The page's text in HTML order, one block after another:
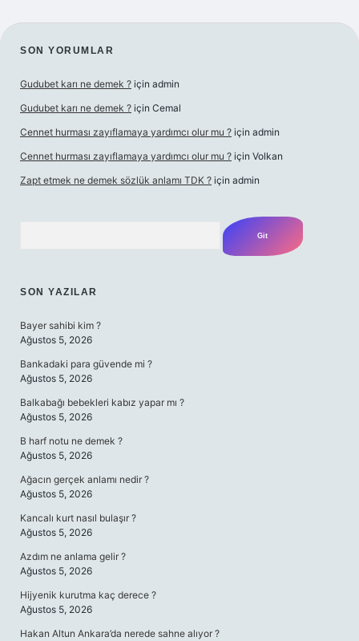
SIDEBAR
SON YORUMLAR
Gudubet karı ne demek ? için admin
Gudubet karı ne demek ? için Cemal
Cennet hurması zayıflamaya yardımcı olur mu ? için admin
Cennet hurması zayıflamaya yardımcı olur mu ? için Volkan
Zapt etmek ne demek sözlük anlamı TDK ? için admin
SON YAZILAR
Bayer sahibi kim ?
Ağustos 5, 2026
Bankadaki para güvende mi ?
Ağustos 5, 2026
Balkabağı bebekleri kabız yapar mı ?
Ağustos 5, 2026
B harf notu ne demek ?
Ağustos 5, 2026
Ağacın gerçek anlamı nedir ?
Ağustos 5, 2026
Kancalı kurt nasıl bulaşır ?
Ağustos 5, 2026
Azdım ne anlama gelir ?
Ağustos 5, 2026
Hijyenik kurutma kaç derece ?
Ağustos 5, 2026
Hakan Altun Ankara’da nerede sahne alıyor ?